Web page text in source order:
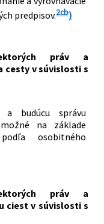
predpisov.2cb)
práv a
cesty v súvislosti s
a budúcu správu
na základe
osobitného
práv a
ciest v súvislosti s